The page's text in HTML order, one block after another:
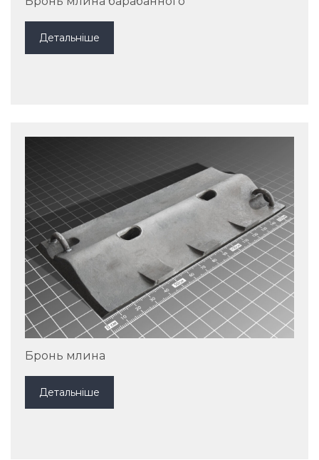
Детальніше
Бронь млина
Детальніше